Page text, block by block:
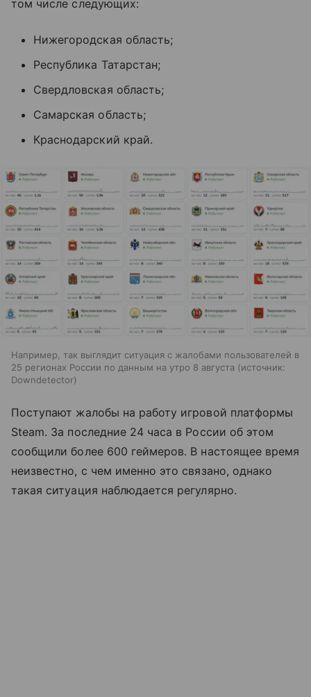
том числе следующих:
Нижегородская область;
Республика Татарстан;
Свердловская область;
Самарская область;
Краснодарский край.
Например, так выглядит ситуация с жалобами пользователей в
25 регионах России по данным на утро 8 августа
источник:
Downdetector
Поступают жалобы на работу игровой платформы
Steam. За последние 24 часа в России об этом
сообщили более 600 геймеров. В настоящее время
неизвестно, с чем именно это связано, однако
такая ситуация наблюдается регулярно.